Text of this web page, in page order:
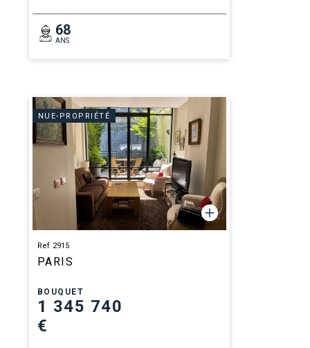
68
ANS
NUE-PROPRIÉTÉ
Ref 2915
PARIS
BOUQUET
1 345 740
€